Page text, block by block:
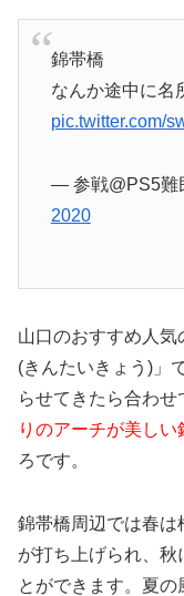
錦帯橋
なんか途中に名
pic.twitter.com/
— 参戦@PS5難
2020
山口のおすすめ人気
(きんたいきょう)」
らせてきたら合わ
りのアーチが美しい
ろです。
錦帯橋周辺では春は
が打ち上げられ、秋
とができます。夏